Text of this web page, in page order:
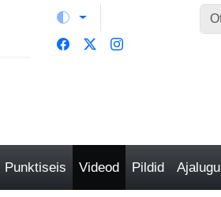
Punktiseis Videod Pildid Ajalugu